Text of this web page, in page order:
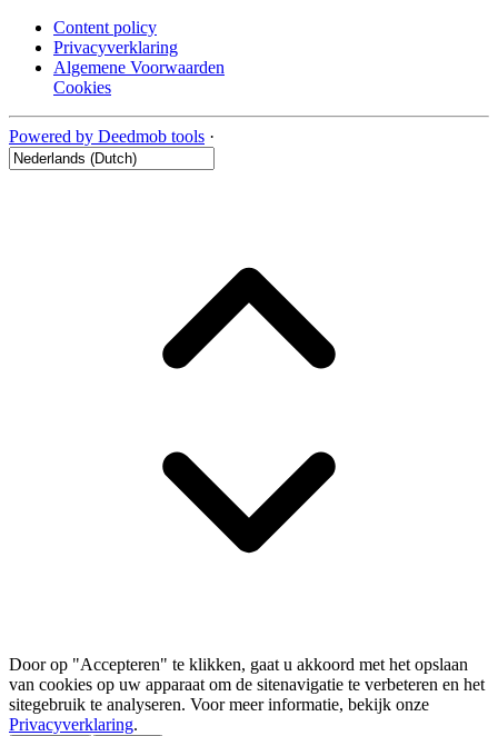
Content policy
Privacyverklaring
Algemene Voorwaarden
Cookies
Powered by Deedmob tools ·
Door op "Accepteren" te klikken, gaat u akkoord met het opslaan
van cookies op uw apparaat om de sitenavigatie te verbeteren en het
sitegebruik te analyseren. Voor meer informatie, bekijk onze
Privacyverklaring.